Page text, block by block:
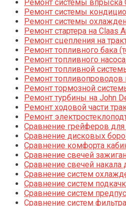
Ремонт системы впрыска
Ремонт системы
Ремонт системы
Ремонт стартера на Claas
Ремонт сцепления на
Ремонт топливного бака
Ремонт топливного
Ремонт топливной
Ремонт
Ремонт тормозной
Ремонт турбины на John
Ремонт ходовой части
Ремонт
Сравнение грейферов для
Сравнение дисковых
Сравнение комфорта
Сравнение свечей
Сравнение свечей накала
Сравнение систем
Сравнение систем
Сравнение систем
Сравнение систем